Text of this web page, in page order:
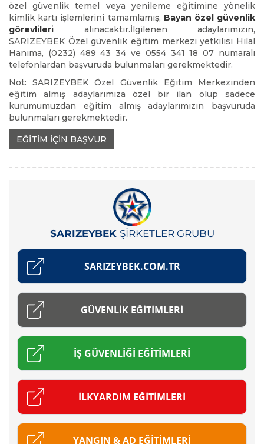
özel güvenlik temel veya yenileme eğitimine yönelik
kimlik kartı işlemlerini tamamlamış, Bayan özel güvenlik
görevlileri alınacaktır.İlgilenen adaylarımızın,
SARIZEYBEK Özel güvenlik eğitim merkezi yetkilisi Hilal
Hanıma, (0232) 489 43 34 ve 0554 341 18 07 numaralı
telefonlardan başvuruda bulunmaları gerekmektedir.
Not: SARIZEYBEK Özel Güvenlik Eğitim Merkezinden
eğitim almış adaylarımıza özel bir ilan olup sadece
kurumumuzdan eğitim almış adaylarımızın başvuruda
bulunmaları gerekmektedir.
EĞİTİM İÇİN BAŞVUR